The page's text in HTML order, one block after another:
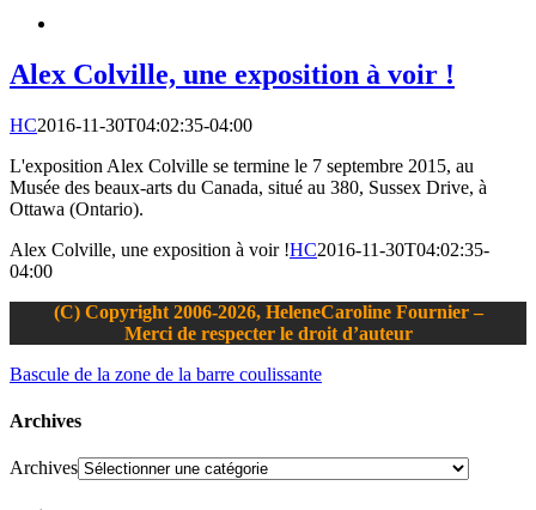
Alex Colville, une exposition à voir !
HC2016-11-30T04:02:35-04:00
L'exposition Alex Colville se termine le 7 septembre 2015, au
Musée des beaux-arts du Canada, situé au 380, Sussex Drive, à
Ottawa (Ontario).
Alex Colville, une exposition à voir !HC2016-11-30T04:02:35-
04:00
(C) Copyright 2006-2026, HeleneCaroline Fournier –
Merci de respecter le droit d’auteur
Bascule de la zone de la barre coulissante
Archives
Archives